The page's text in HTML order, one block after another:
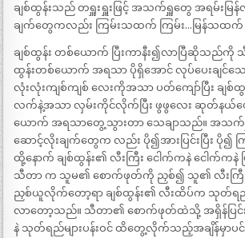
ချစ်ထွန်းသည် တရှူးရှူးဖြင့် အသက်ရှူတွေ အရမ်းမြ
ချက်တွေကလည်း ကြမ်းသထက် ကြမ်း…မြန်သထက်
ချစ်ထွန်း တစ်ယောက် ပြီးကာနီး၍လာပြီဆိုသည်ကို
ထွန်းတစ်ယောက် အရသာ ပိုရှိအောင် လုပ်ပေးချင်
လုံးလုံးကျစ်ကျစ် လေးကိုအသာ ပတ်ကျော်ပြီး ချစ်ထွ
လက်နဲ့အသာ လှမ်းကိုင်လိုက်ပြီး ဖွဖွလေး ဆုတ်နယ်ပ
ယောက် အရသာတွေ့သွားတာ သေချာသည်။ အသက်
ဆောင့်လိုးချက်တွေက လည်း ပို၍အားပြင်းပြီး ပို၍
ထို့နောက် ချစ်ထွန်း၏ လီးကြီး ငေါက်ကနဲ ငေါက်ကနဲ ဖ
သီတာ က သူမ၏ စောက်ဖုတ်ကို ညှစ်၍ သူ၏ လီးကြီး
ညှစ်ယူလိုက်တော့ရာ ချစ်ထွန်း၏ လီးထိပ်က သုတ်ရည်
လာတော့သည်။ သီတာ၏ စောက်ဖုတ်ထဲသို့ အရှိန်ပြင်းပ
နဲ သုတ်ရည်များပန်းဝင် ထိတွေ့လိုက်သည့်အချိန်မှာ